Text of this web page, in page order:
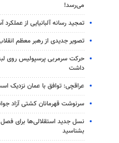
می‌رسد!
تمجید رسانه آلبانیایی از
تصویر جدیدی از رهبر معظم
حرکت سرمربی پرسپولیس روی لبه
داشت
عراقچی: توافق با عمان نزدیک است/ تکذیب سهم
سرنوشت قهرمانان کشتی آزاد
بشناسید